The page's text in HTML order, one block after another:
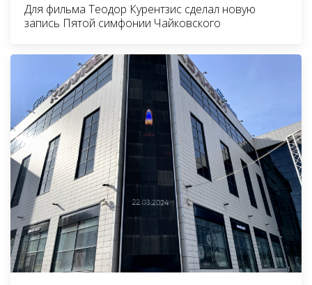
Для фильма Теодор Курентзис сделал новую
запись Пятой симфонии Чайковского